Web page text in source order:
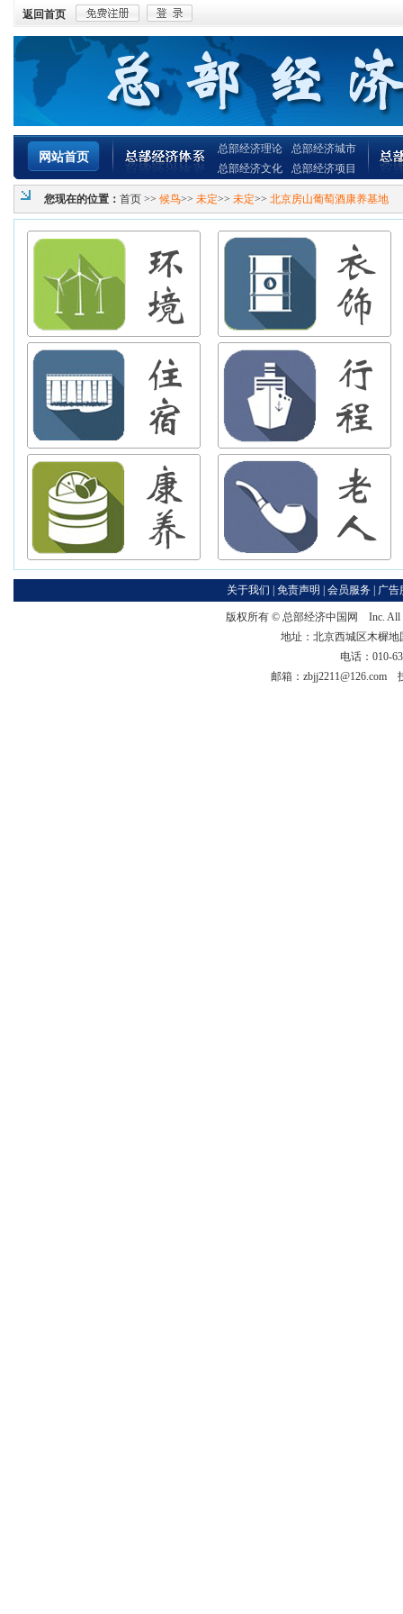
返回首页
网站首页
总部经济理论
总部经济文化
总部经济城市
总部经济项目
您现在的位置： 首页 >> 候鸟>> 未定>> 未定>> 北京房山葡萄酒康养基地
关于我们 免责声明 会员服务 广告
版权所有 © 总部经济中国网
Inc. All
地址：北京西城区木樨
电话：010-
邮箱：zbjj2211@126.com